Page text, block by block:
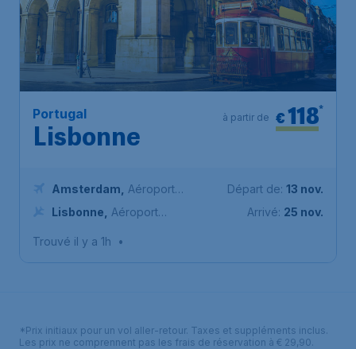
Portugal
Lisbonne
€118
à partir de
Amsterdam
Aéroport
Schiphol (Amsterdam)
Lisbonne
Aéroport
Départ de: 13 nov.
Arrivé: 25 nov.
Trouvé il y a 1h •
*Prix initiaux pour un vol aller-retour. Taxes et suppléments inclus.
Les prix ne comprennent pas les frais de réservation à € 29,90.